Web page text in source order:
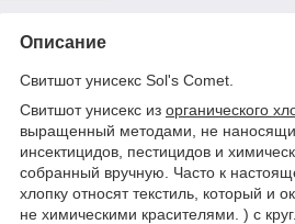
Описание
Свитшот унисекс Sol's Comet.
Свитшот унисекс из органического
выращенный методами, не
инсектицидов, пестицидов и
собранный вручную. Часто к
хлопку относят текстиль, который и
не химическими красителями. ) с